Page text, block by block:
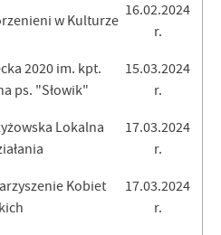
w Kulturze
16.02.2024
r.
2020 im. kpt.
ps. "Słowik"
15.03.2024
r.
Lokalna
17.03.2024
r.
Kobiet
17.03.2024
r.